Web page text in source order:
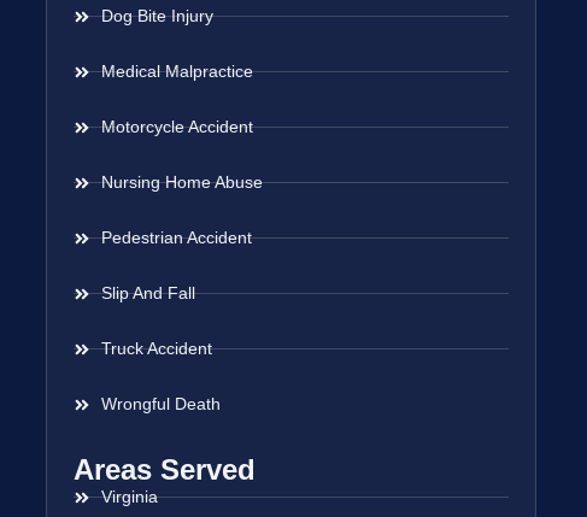
Dog Bite Injury
Medical Malpractice
Motorcycle Accident
Nursing Home Abuse
Pedestrian Accident
Slip And Fall
Truck Accident
Wrongful Death
Areas Served
Virginia